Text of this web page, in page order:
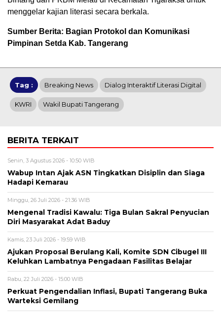
menggelar kajian literasi secara berkala.
Sumber Berita: Bagian Protokol dan Komunikasi
Pimpinan Setda Kab. Tangerang
Tag : Breaking News Dialog Interaktif Literasi Digital
KWRI Wakil Bupati Tangerang
BERITA TERKAIT
Senin, 3 Agustus 2026 - 10:50 WIB
Wabup Intan Ajak ASN Tingkatkan Disiplin dan Siaga
Hadapi Kemarau
Minggu, 26 Juli 2026 - 21:36 WIB
Mengenal Tradisi Kawalu: Tiga Bulan Sakral Penyucian
Diri Masyarakat Adat Baduy
Kamis, 23 Juli 2026 - 19:59 WIB
Ajukan Proposal Berulang Kali, Komite SDN Cibugel III
Keluhkan Lambatnya Pengadaan Fasilitas Belajar
Rabu, 22 Juli 2026 - 15:00 WIB
Perkuat Pengendalian Inflasi, Bupati Tangerang Buka
Warteksi Gemilang